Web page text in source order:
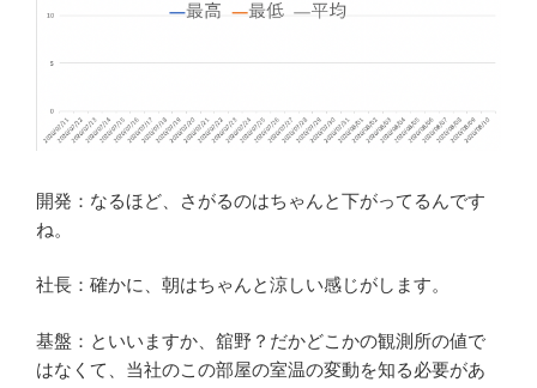
開発：なるほど、さがるのはちゃんと下がってるんです
ね。
社長：確かに、朝はちゃんと涼しい感じがします。
基盤：といいますか、舘野？だかどこかの観測所の値で
はなくて、当社のこの部屋の室温の変動を知る必要があ